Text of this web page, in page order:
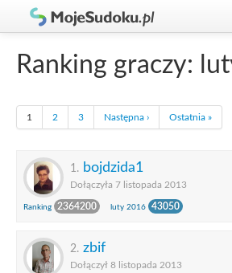
Rankingi
Ranking graczy:
1 2 3 Następna › Ostatnia »
1. bojdzida1
Dołączyła 7 listopada 2013
Ranking 2364200 luty 2016 43050
2. zbif
Dołączył 8 listopada 2013